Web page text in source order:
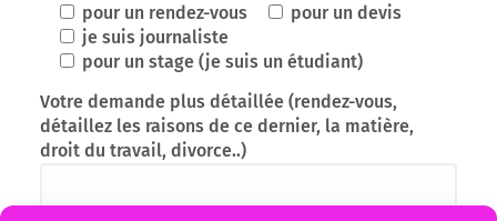
pour un rendez-vous
pour un devis
je suis journaliste
pour un stage (je suis un étudiant)
Votre demande plus détaillée (rendez-vous,
détaillez les raisons de ce dernier, la matière,
droit du travail, divorce..)